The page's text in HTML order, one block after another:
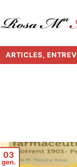
ARTICLES,
03
gen.